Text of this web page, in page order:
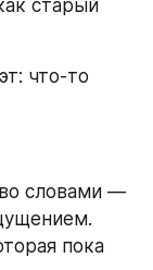
старый
что-то
словами —
пока